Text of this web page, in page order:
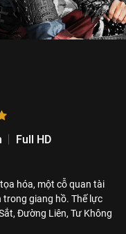
Full HD
hóa, một cỗ quan tài
trong giang hồ. Thế lực
Đường Liên, Tư Không